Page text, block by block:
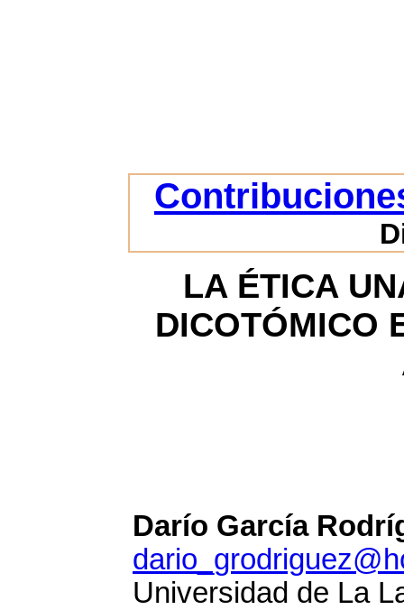
LA ÉTICA
DICOTÓMICO
Darío García
Universidad de La